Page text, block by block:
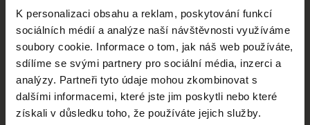
K personalizaci obsahu a reklam, poskytování funkcí
sociálních médií a analýze naší návštěvnosti využíváme
soubory cookie. Informace o tom, jak náš web používáte,
sdílíme se svými partnery pro sociální média, inzerci a
analýzy. Partneři tyto údaje mohou zkombinovat s
dalšími informacemi, které jste jim poskytli nebo které
získali v důsledku toho, že používáte jejich služby.
Nové festivalové filmy
každý týden
Portál DAFilms.cz je výsledkem tvůrčí spolupráce 7 klíčových evropských
festivalů dokumentárního filmu sdružených do Doc Alliance. Naším cílem je
podporovat kvalitní autorské filmy.
Členové Doc Alliance